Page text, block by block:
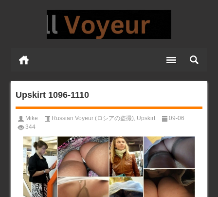
Upskirt 1096-1110
Mike Russian Voyeur (ロシアの盗撮) Upskirt
09-06
344